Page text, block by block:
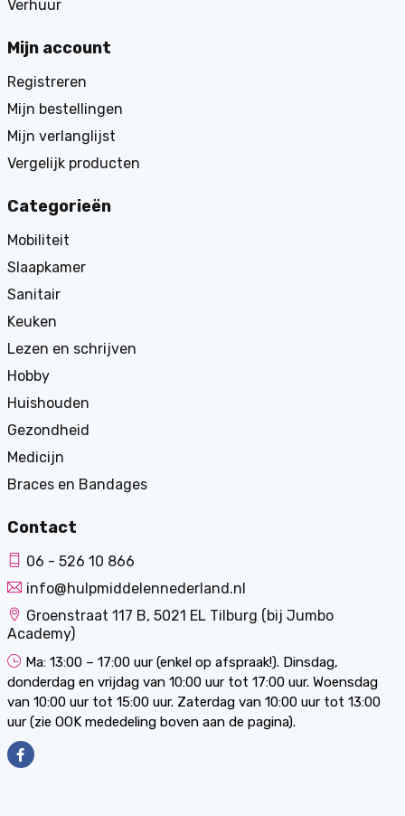
Verhuur
Mijn account
Registreren
Mijn bestellingen
Mijn verlanglijst
Vergelijk producten
Categorieën
Mobiliteit
Slaapkamer
Sanitair
Keuken
Lezen en schrijven
Hobby
Huishouden
Gezondheid
Medicijn
Braces en Bandages
Contact
06 - 526 10 866
info@hulpmiddelennederland.nl
Groenstraat 117 B, 5021 EL Tilburg (bij Jumbo
Academy)
Ma: 13:00 – 17:00 uur (enkel op afspraak!). Dinsdag,
donderdag en vrijdag van 10:00 uur tot 17:00 uur. Woensdag
van 10:00 uur tot 15:00 uur. Zaterdag van 10:00 uur tot 13:00
uur (zie OOK mededeling boven aan de pagina).